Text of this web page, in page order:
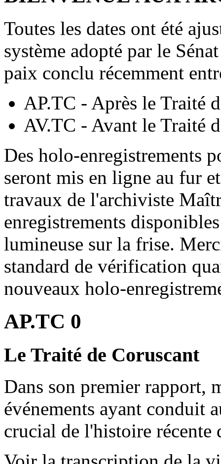
Toutes les dates ont été
système adopté par le
paix conclu récemment
AP.TC - Après le Traité
AV.TC - Avant le Traité
Des holo-enregistrements
seront mis en ligne au fur
travaux de l'archiviste
enregistrements
lumineuse sur la frise.
standard de vérification
nouveaux holo-
AP.TC 0
Le Traité de Coruscant
Dans son premier rapport,
événements ayant conduit
crucial de l'histoire récente